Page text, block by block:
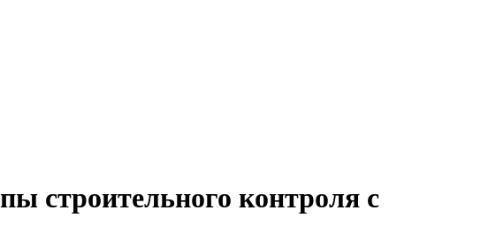
строительного контроля с